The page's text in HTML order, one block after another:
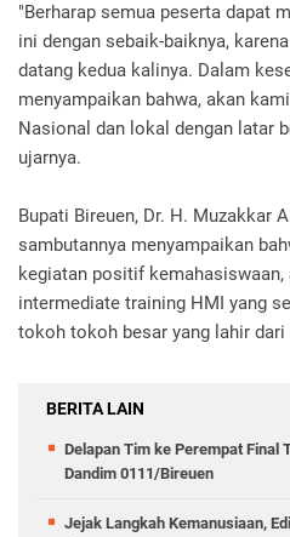
"Berharap semua peserta dapat
ini dengan sebaik-baiknya,
datang kedua kalinya. Dalam
menyampaikan bahwa, akan
Nasional dan lokal dengan latar
ujarnya.
Bupati Bireuen, Dr. H. Muzakkar
sambutannya menyampaikan
kegiatan positif kemahasiswaan,
intermediate training HMI yang
tokoh tokoh besar yang lahir dari
BERITA LAIN
Delapan Tim ke Perempat Final
Dandim 0111/Bireuen
Jejak Langkah Kemanusiaan,